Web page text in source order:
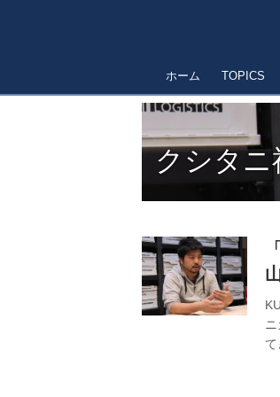
ホーム TOPICS
クシタニ